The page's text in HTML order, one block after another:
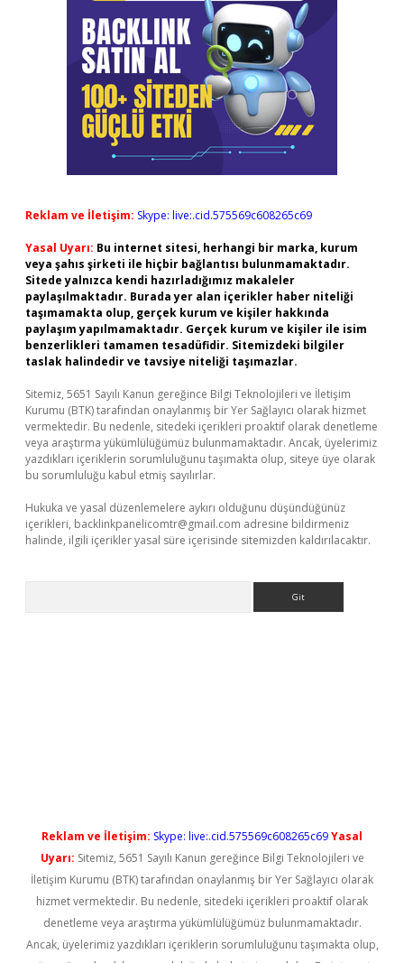
Reklam ve İletişim: Skype: live:.cid.575569c608265c69
Yasal Uyarı: Bu internet sitesi, herhangi bir marka, kurum
veya şahıs şirketi ile hiçbir bağlantısı bulunmamaktadır.
Sitede yalnızca kendi hazırladığımız makaleler
paylaşılmaktadır. Burada yer alan içerikler haber niteliği
taşımamakta olup, gerçek kurum ve kişiler hakkında
paylaşım yapılmamaktadır. Gerçek kurum ve kişiler ile isim
benzerlikleri tamamen tesadüfidir. Sitemizdeki bilgiler
taslak halindedir ve tavsiye niteliği taşımazlar.
Sitemiz, 5651 Sayılı Kanun gereğince Bilgi Teknolojileri ve İletişim
Kurumu (BTK) tarafından onaylanmış bir Yer Sağlayıcı olarak hizmet
vermektedir. Bu nedenle, sitedeki içerikleri proaktif olarak denetleme
veya araştırma yükümlülüğümüz bulunmamaktadır. Ancak, üyelerimiz
yazdıkları içeriklerin sorumluluğunu taşımakta olup, siteye üye olarak
bu sorumluluğu kabul etmiş sayılırlar.
Hukuka ve yasal düzenlemelere aykırı olduğunu düşündüğünüz
içerikleri, backlinkpanelicomtr@gmail.com adresine bildirmeniz
halinde, ilgili içerikler yasal süre içerisinde sitemizden kaldırılacaktır.
Reklam ve İletişim: Skype: live:.cid.575569c608265c69Yasal
Uyarı: Sitemiz, 5651 Sayılı Kanun gereğince Bilgi Teknolojileri ve
İletişim Kurumu (BTK) tarafından onaylanmış bir Yer Sağlayıcı olarak
hizmet vermektedir. Bu nedenle, sitedeki içerikleri proaktif olarak
denetleme veya araştırma yükümlülüğümüz bulunmamaktadır.
Ancak, üyelerimiz yazdıkları içeriklerin sorumluluğunu taşımakta olup,